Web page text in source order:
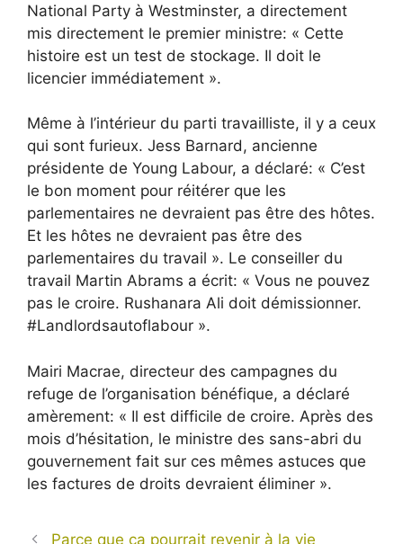
National Party à Westminster, a directement
mis directement le premier ministre: « Cette
histoire est un test de stockage. Il doit le
licencier immédiatement ».
Même à l’intérieur du parti travailliste, il y a ceux
qui sont furieux. Jess Barnard, ancienne
présidente de Young Labour, a déclaré: « C’est
le bon moment pour réitérer que les
parlementaires ne devraient pas être des hôtes.
Et les hôtes ne devraient pas être des
parlementaires du travail ». Le conseiller du
travail Martin Abrams a écrit: « Vous ne pouvez
pas le croire. Rushanara Ali doit démissionner.
#Landlordsautoflabour ».
Mairi Macrae, directeur des campagnes du
refuge de l’organisation bénéfique, a déclaré
amèrement: « Il est difficile de croire. Après des
mois d’hésitation, le ministre des sans-abri du
gouvernement fait sur ces mêmes astuces que
les factures de droits devraient éliminer ».
Parce que ça pourrait revenir à la vie